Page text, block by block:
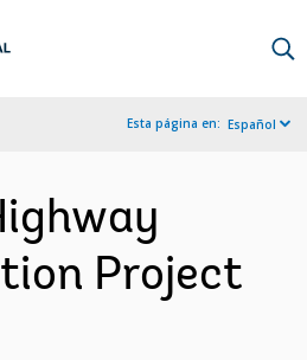
Esta página en: Español
Project